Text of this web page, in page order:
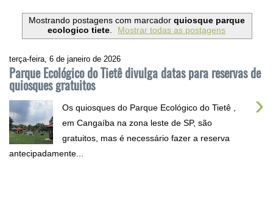
Mostrando postagens com marcador quiosque parque
ecologico tiete. Mostrar todas as postagens
terça-feira, 6 de janeiro de 2026
Parque Ecológico do Tietê divulga datas para reservas de
quiosques gratuitos
›
Os quiosques do Parque Ecológico do Tietê ,
em Cangaíba na zona leste de SP, são
gratuitos, mas é necessário fazer a reserva
antecipadamente...